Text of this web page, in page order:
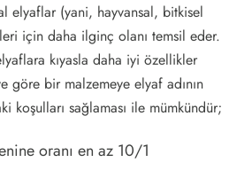
elyaflar (yani, hayvansal, bitkisel
için daha ilginç olanı temsil eder.
kıyasla daha iyi özellikler
göre bir malzemeye elyaf adının
koşulları sağlaması ile mümkündür;
oranı en az 10/1